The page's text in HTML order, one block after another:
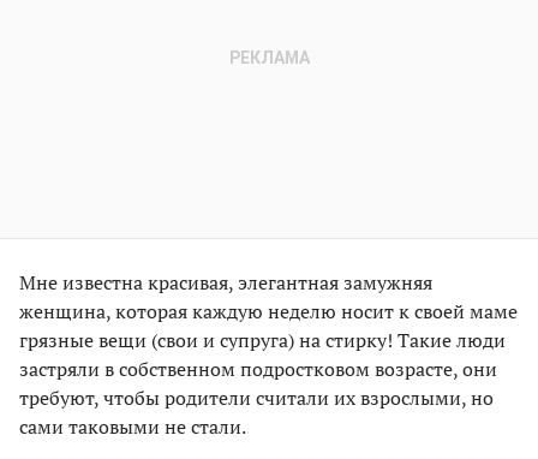
Мне известна красивая, элегантная замужняя
женщина, которая каждую неделю носит к своей маме
грязные вещи (свои и супруга) на стирку! Такие люди
застряли в собственном подростковом возрасте, они
требуют, чтобы родители считали их взрослыми, но
сами таковыми не стали.